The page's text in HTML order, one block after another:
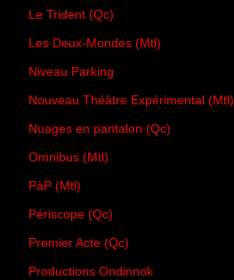
Le Trident (Qc)
Les Deux-Mondes (Mtl)
Niveau Parking
Nouveau Théâtre Expérimental (Mtl)
Nuages en pantalon (Qc)
Omnibus (Mtl)
PàP (Mtl)
Périscope (Qc)
Premier Acte (Qc)
Productions Ondinnok